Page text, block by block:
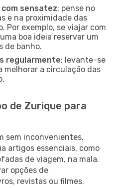
sensatez: pense no
e na proximidade das
Por exemplo, se viajar com
boa ideia reservar um
de banho.
regularmente: levante-se
melhorar a circulação das
de Zurique para
sem inconvenientes,
artigos essenciais, como
de viagem, na mala.
opções de
revistas ou filmes.